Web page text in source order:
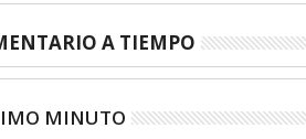
A TIEMPO
MINUTO